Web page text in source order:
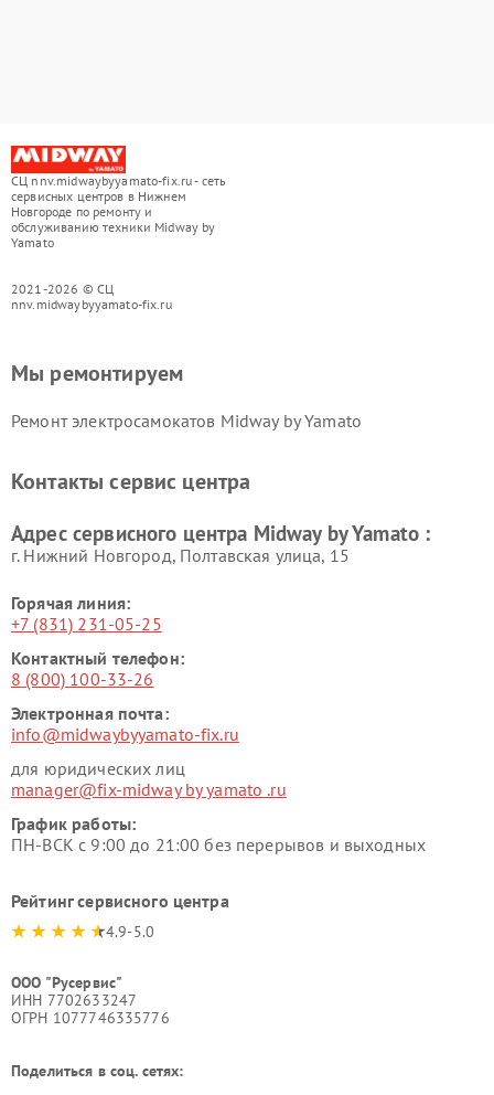
СЦ nnv.midwaybyyamato-fix.ru - сеть
сервисных центров в Нижнем
Новгороде по ремонту и
обслуживанию техники Midway by
Yamato
2021-2026 © СЦ
nnv.midwaybyyamato-fix.ru
Мы ремонтируем
Ремонт электросамокатов Midway by Yamato
Контакты сервис центра
Адрес сервисного центра Midway by Yamato :
г. Нижний Новгород, Полтавская улица, 15
Горячая линия:
+7 (831) 231-05-25
Контактный телефон:
8 (800) 100-33-26
Электронная почта:
info@midwaybyyamato-fix.ru
для юридических лиц
manager@fix-midway by yamato .ru
График работы:
ПН-ВСК с 9:00 до 21:00 без перерывов и выходных
Рейтинг сервисного центра
4.9-5.0
ООО "Русервис"
ИНН 7702633247
ОГРН 1077746335776
Поделиться в соц. сетях: